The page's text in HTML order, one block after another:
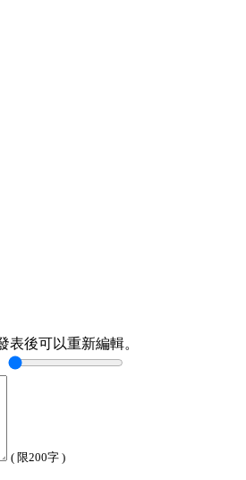
表後可以重新編輯。
( 限200字 )